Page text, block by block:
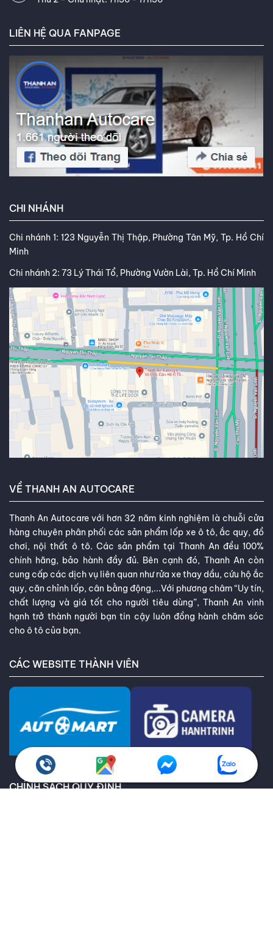
LIÊN HỆ QUA FANPAGE
CHI NHÁNH
Chi nhánh 1: 123 Nguyễn Thị Thập, Phường Tân Mỹ, Tp. Hồ Chí
Minh
Chi nhánh 2: 73 Lý Thái Tổ, Phường Vườn Lài, Tp. Hồ Chí Minh
VỀ THANH AN AUTOCARE
Thanh An Autocare với hơn 32 năm kinh nghiệm là chuỗi cửa
hàng chuyên phân phối các sản phẩm lốp xe ô tô, ắc quy, đồ
chơi, nội thất ô tô. Các sản phẩm tại Thanh An đều 100%
chính hãng, bảo hành đầy đủ. Bên cạnh đó, Thanh An còn
cung cấp các dịch vụ liên quan như rửa xe thay dầu, cứu hộ ắc
quy, căn chỉnh lốp, cân bằng động,...Với phương châm “Uy tín,
chất lượng và giá tốt cho người tiêu dùng”, Thanh An vinh
hạnh trở thành người bạn tin cậy luôn đồng hành chăm sóc
cho ô tô của bạn.
CÁC WEBSITE THÀNH VIÊN
CHÍNH SÁCH QUY ĐỊNH